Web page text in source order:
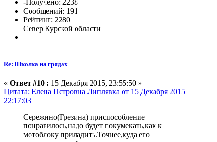
-Получено: 2238
Сообщений: 191
Рейтинг: 2280
Север Курской области
Re: Школка на грядах
« Ответ #10 : 15 Декабря 2015, 23:55:50 »
Цитата: Елена Петровна Липлявка от 15 Декабря 2015,
22:17:03
Сережино(Грезина) приспособление
понравилось,надо будет покумекать,как к
мотоблоку приладить.Точнее,куда его